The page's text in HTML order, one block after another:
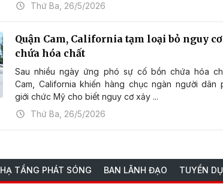
Thứ Ba, 26/5/2026
Quận Cam, California tạm loại bỏ nguy
chứa hóa chất
Sau nhiều ngày ứng phó sự cố bồn chứa hóa
Cam, California khiến hàng chục ngàn người dân
giới chức Mỹ cho biết nguy cơ xảy ...
Thứ Ba, 26/5/2026
HẠ TẦNG PHÁT SÓNG BAN LÃNH ĐẠO TUYỂN